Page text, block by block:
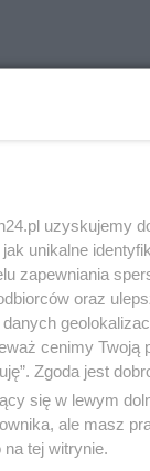
uzyskujemy
unikalne
zapewniania
oraz
cenimy Twoją
Zgoda jest
się w lewym
ale masz
tej witrynie.